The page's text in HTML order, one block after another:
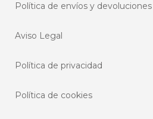
Política de envíos y devoluciones
Aviso Legal
Política de privacidad
Política de cookies